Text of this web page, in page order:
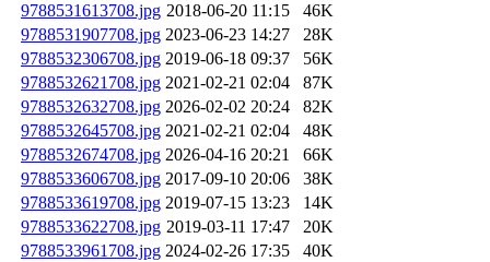
9788531613708.jpg 2018-06-20 11:15
46K
9788531907708.jpg 2023-06-23 14:27
28K
9788532306708.jpg 2019-06-18 09:37
56K
9788532621708.jpg 2021-02-21 02:04
87K
9788532632708.jpg 2026-02-02 20:24
82K
9788532645708.jpg 2021-02-21 02:04
48K
9788532674708.jpg 2026-04-16 20:21
66K
9788533606708.jpg 2017-09-10 20:06
38K
9788533619708.jpg 2019-07-15 13:23
14K
9788533622708.jpg 2019-03-11 17:47
20K
9788533961708.jpg 2024-02-26 17:35
40K